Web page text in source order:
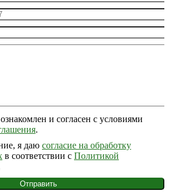
и согласен с условиями
.
я даю согласие на обработку
в соответствии с Политикой